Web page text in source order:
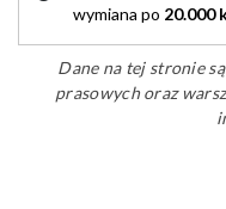
wymiana po 20.000
Dane na tej stronie
prasowych oraz